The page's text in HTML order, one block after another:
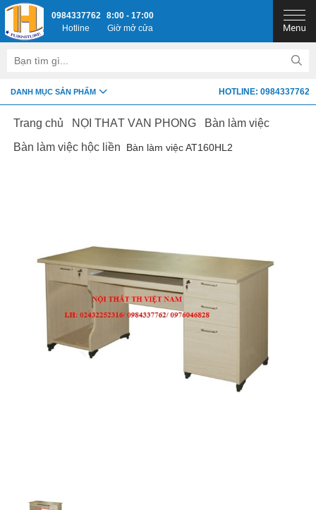
Trang chủ NỘI THẤT VĂN PHÒNG
Bàn làm việc
Bàn làm việc hộc liền
Bàn làm việc AT160HL2
0984337762
Hotline
8:00 - 17:00
Giờ mở cửa
DANH MỤC SẢN PHẨM HOTLINE: 0984337762